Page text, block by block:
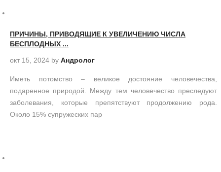
ПРИЧИНЫ, ПРИВОДЯЩИЕ К УВЕЛИЧЕНИЮ ЧИСЛА
БЕСПЛОДНЫХ ...
окт 15, 2024 by Андролог
Иметь потомство – великое достояние человечества,
подаренное природой. Между тем человечество преследуют
заболевания, которые препятствуют продолжению рода.
Около 15% супружеских пар